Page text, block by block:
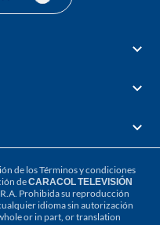
de losTérminos y condiciones
deCARACOL TELEVISIÓN
Prohibida su reproducción
idioma sin autorización
or in part, or translation